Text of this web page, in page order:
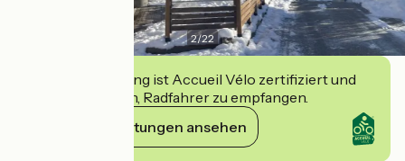
2/22
Diese Einrichtung ist Accueil Vélo zertifiziert und
verpflichtet sich, Radfahrer zu empfangen.
Ihre Verpflichtungen ansehen